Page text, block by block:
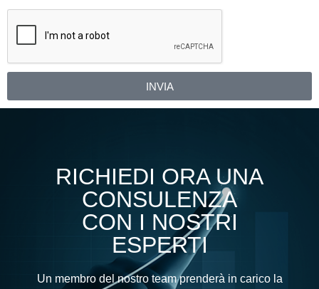
INVIA
Alternative:
RICHIEDI ORA UNA
CONSULENZA
CON I NOSTRI
ESPERTI
Un membro del nostro team prenderà in carico la